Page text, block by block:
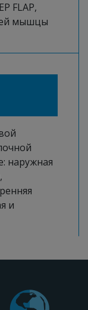
FLAP,
мышцы
наружная
и